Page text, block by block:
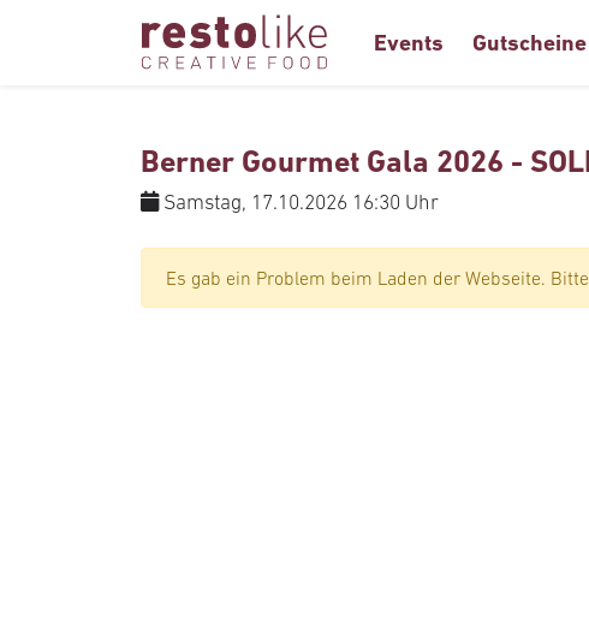
Events Gutscheine
Berner Gourmet Gala 2026 -
Samstag, 17.10.2026 16:30 Uhr
Es gab ein Problem beim Laden der Webseite.